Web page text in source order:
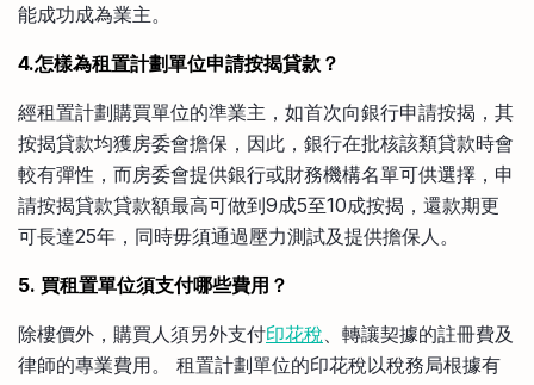
能成功成為業主。
4.怎樣為租置計劃單位申請按揭貸款？
經租置計劃購買單位的準業主，如首次向銀行申請按揭，其
按揭貸款均獲房委會擔保，因此，銀行在批核該類貸款時會
較有彈性，而房委會提供銀行或財務機構名單可供選擇，申
請按揭貸款貸款額最高可做到9成5至10成按揭，還款期更
可長達25年，同時毋須通過壓力測試及提供擔保人。
5. 買租置單位須支付哪些費用？
除樓價外，購買人須另外支付印花稅 、轉讓契據的註冊費及
律師的專業費用。 租置計劃單位的印花稅以稅務局根據有